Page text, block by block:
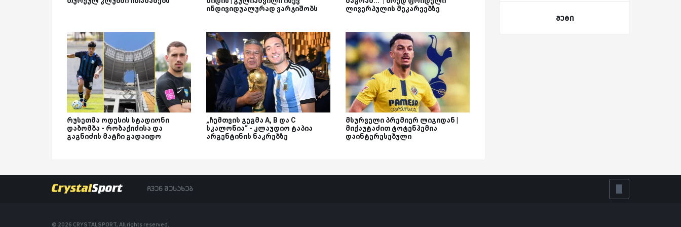
ინდივიდუალურად ვარჯიშობს
ლივერპულის მეკარეებზე
რუსეთმა ოდესის სტადიონი
დაბომბა - რობაქიძისა და
გაგნიძის მატჩი გადაიდო
„ჩემთვის გეგმა A, B და C
სკალონია“ - კლაუდიო ტაპია
არგენტინის ნაკრებზე
მსურველი პრემიერ ლიგიდან |
მიქაუტაძით ტოტენჰემია
დაინტერესებული
მეტი
ჩვენ შესახებ
© 2026 CRYSTALSPORT, All rights reserved.